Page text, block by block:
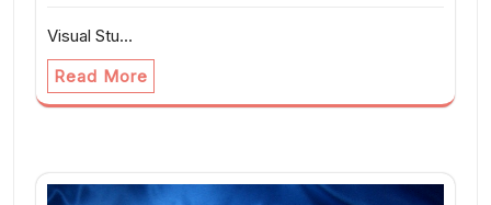
Visual Stu…
Read More